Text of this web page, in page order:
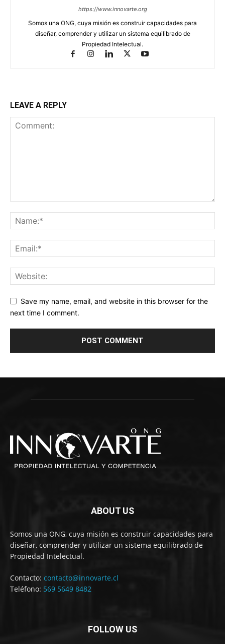
https://www.innovarte.org
Somos una ONG, cuya misión es construir capacidades para
diseñar, comprender y utilizar un sistema equilibrado de
Propiedad Intelectual.
LEAVE A REPLY
Save my name, email, and website in this browser for the
next time I comment.
ABOUT US
Somos una ONG, cuya misión es construir capacidades para
diseñar, comprender y utilizar un sistema equilibrado de
Propiedad Intelectual.
Contacto: contacto@innovarte.cl
Teléfono: 569 5649 8482
FOLLOW US